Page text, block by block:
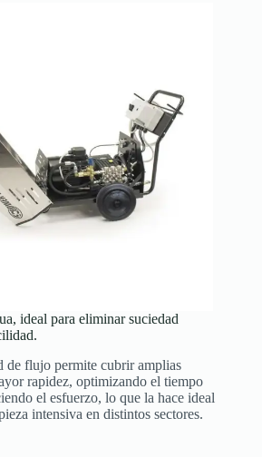
ideal para eliminar suciedad
de flujo permite cubrir amplias
rapidez, optimizando el tiempo
el esfuerzo, lo que la hace ideal
intensiva en distintos sectores.